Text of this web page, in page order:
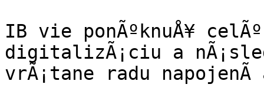
IB vie ponÃºknuÅ¥
digitalizÃ¡ciu a
vrÃ¡tane radu napojenÃ­